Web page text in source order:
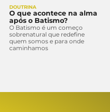
DOUTRINA
O que acontece na alma
após o Batismo?
O Batismo é um começo
sobrenatural que redefine
quem somos e para onde
caminhamos